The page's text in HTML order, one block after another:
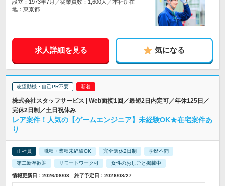
設立：1973年7月／従業員数：1,600人／本社所在
地：東京都
求人詳細を見る 気になる
志望動機・自己PR不要
株式会社スタッフサービス | Web面接1回／最短2日内定可／年休125日／
完休2日制／土日祝休み
レア案件！人気の【ゲームエンジニア】未経験OK★在宅案件あ
り
正社員 職種・業種未経験OK 完全週休2日制 学歴不問
第二新卒歓迎 リモートワーク可 女性のおしごと掲載中
情報更新日：2026/08/03 終了予定日：2026/08/27